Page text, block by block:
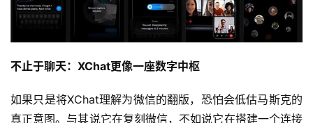
不止于聊天：XChat更像一座数字中枢
如果只是将XChat理解为微信的翻版，恐怕会低估马斯克的
真正意图。与其说它在复刻微信，不如说它在搭建一个连接